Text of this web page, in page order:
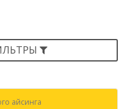
айсинга